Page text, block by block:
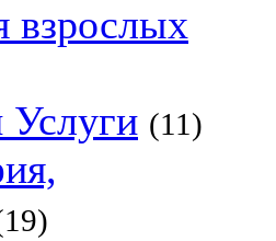
взрослых
(11)